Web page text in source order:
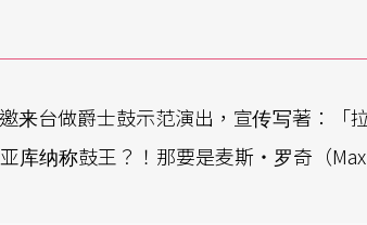
来台做爵士鼓示范演出，宣传写著：「
库纳称鼓王？！那要是麦斯‧罗奇（Max